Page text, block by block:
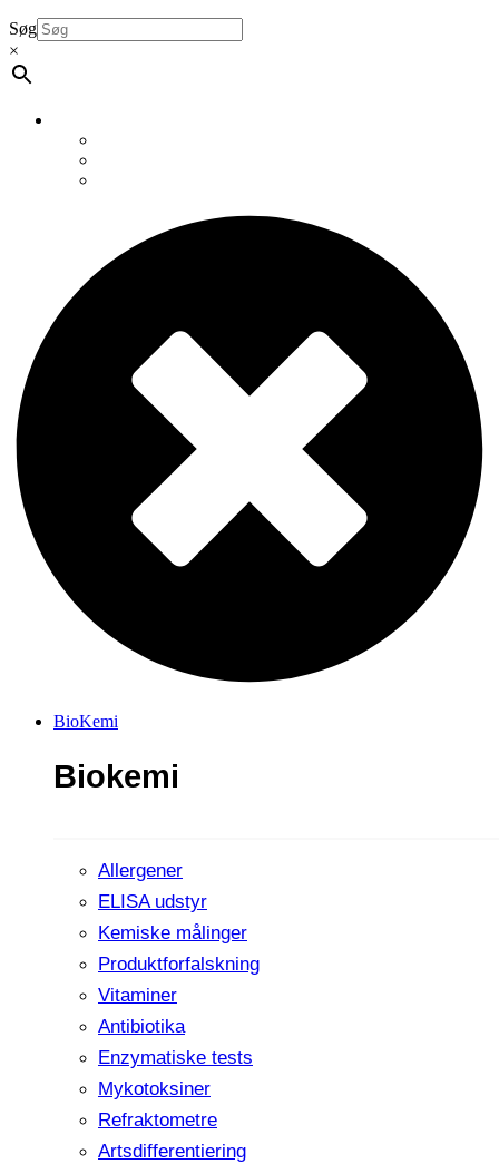
Søg
×
BioKemi
Biokemi
Allergener
ELISA udstyr
Kemiske målinger
Produktforfalskning
Vitaminer
Antibiotika
Enzymatiske tests
Mykotoksiner
Refraktometre
Artsdifferentiering